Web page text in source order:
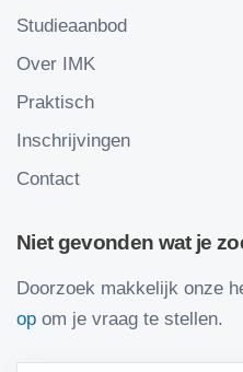
Studieaanbod
Over IMK
Praktisch
Inschrijvingen
Contact
Niet gevonden wat je
Doorzoek makkelijk onze
op om je vraag te stellen.